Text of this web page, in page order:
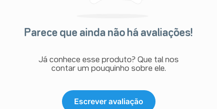
Parece que ainda não há avaliações!
Já conhece esse produto? Que tal nos
contar um pouquinho sobre ele.
Escrever avaliação